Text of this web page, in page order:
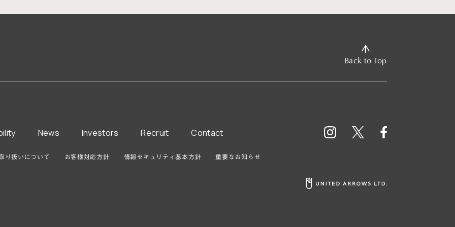
Back to Top
News Investors Recruit Contact
り扱いについて お客様対応方針 情報セキュリティ基本方針 重要なお知らせ